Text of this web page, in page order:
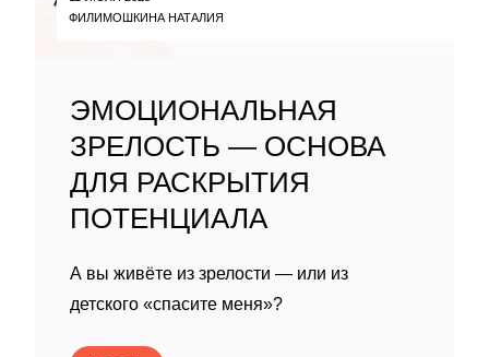
ФИЛИМОШКИНА НАТАЛИЯ
ЭМОЦИОНАЛЬНАЯ
ЗРЕЛОСТЬ — ОСНОВА
ДЛЯ РАСКРЫТИЯ
ПОТЕНЦИАЛА
А вы живёте из зрелости — или из
детского «спасите меня»?